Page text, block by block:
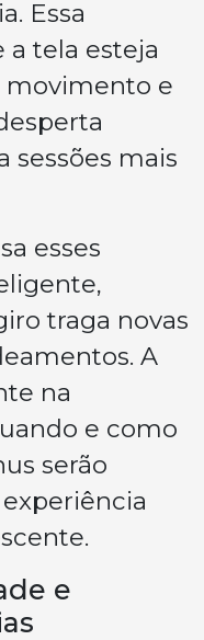
Essa
a tela esteja
e
sessões mais
esses
traga novas
A
na
e como
serão
e